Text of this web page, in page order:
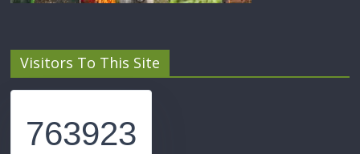
Visitors To This Site
763923